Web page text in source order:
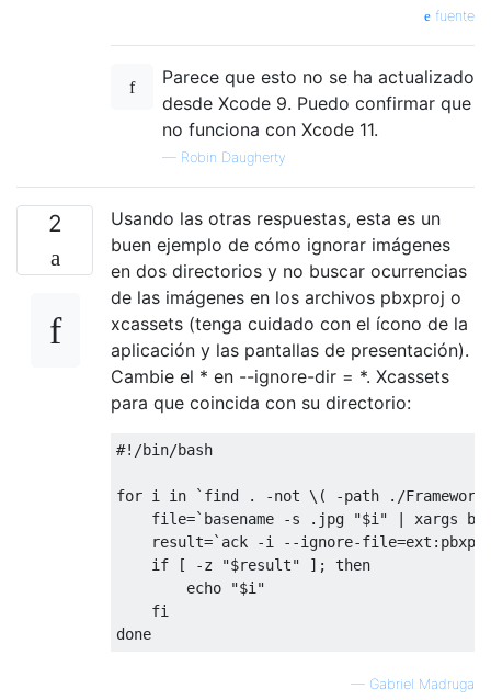
fuente
Parece que esto no se ha actualizado
desde Xcode 9. Puedo confirmar que
no funciona con Xcode 11.
— Robin Daugherty
2
Usando las otras respuestas, esta es un
buen ejemplo de cómo ignorar imágenes
en dos directorios y no buscar ocurrencias
de las imágenes en los archivos pbxproj o
xcassets (tenga cuidado con el ícono de la
aplicación y las pantallas de presentación).
Cambie el * en --ignore-dir = *. Xcassets
para que coincida con su directorio:
#!/bin/bash
for i in
`find . -not \( -path ./
    file
=`basename -s .jpg "$i" | xargs
    result
=`ack -i --ignore-
if
[ -z "$result" ];
then
        echo
"$i"
fi
done
— Gabriel Madruga